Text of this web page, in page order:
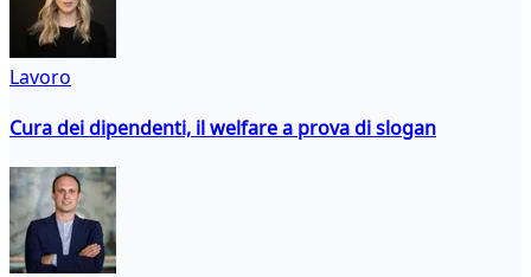
Lavoro
Cura dei dipendenti, il welfare a prova di slogan